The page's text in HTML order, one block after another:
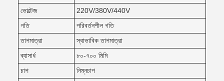
ভোল্টেজ
220V/380V/440V
গতি
পরিবর্তনশীল গতি
তাপমাত্রা
স্বাভাবিক তাপমাত্রা
ব্যাসার্ধ
৮০-৭০০ মিমি
চাপ
নিম্নচাপ